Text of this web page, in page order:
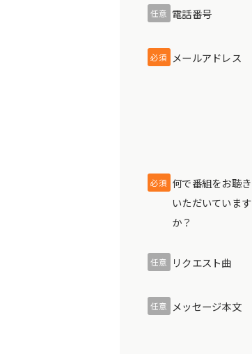
任意 電話番号
必須
メールアドレス
必須 何で番組をお聴き
いただいています
か？
任意 リクエスト曲
任意 メッセージ本文